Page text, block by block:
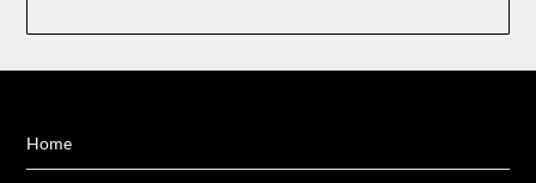
Home